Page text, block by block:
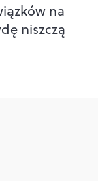
na
niszczą